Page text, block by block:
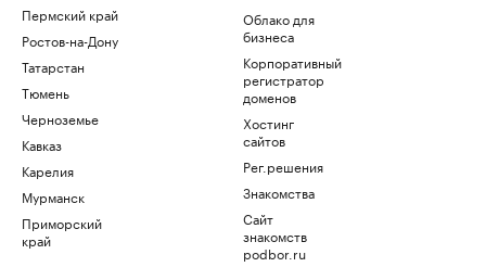
Пермский край
Ростов-на-Дону
Татарстан
Тюмень
Черноземье
Кавказ
Карелия
Мурманск
Приморский
край
Облако для
бизнеса
Корпоративный
регистратор
доменов
Хостинг
сайтов
Рег.решения
Знакомства
Сайт
знакомств
podbor.ru